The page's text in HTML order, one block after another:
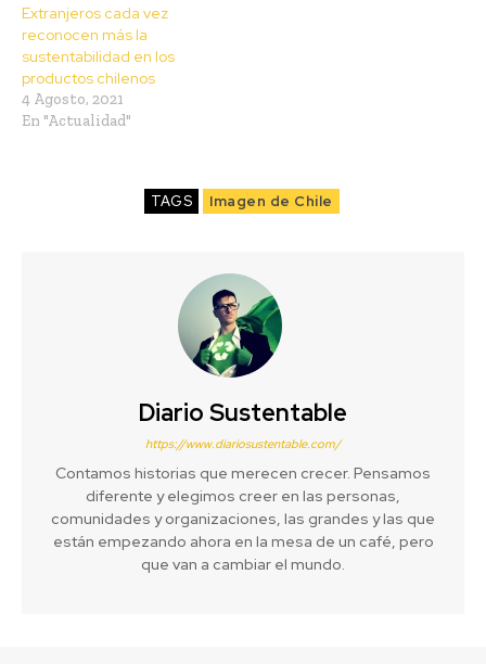
Extranjeros cada vez
reconocen más la
sustentabilidad en los
productos chilenos
4 Agosto, 2021
En "Actualidad"
TAGS Imagen de Chile
Diario Sustentable
https://www.diariosustentable.com/
Contamos historias que merecen crecer. Pensamos
diferente y elegimos creer en las personas,
comunidades y organizaciones, las grandes y las que
están empezando ahora en la mesa de un café, pero
que van a cambiar el mundo.